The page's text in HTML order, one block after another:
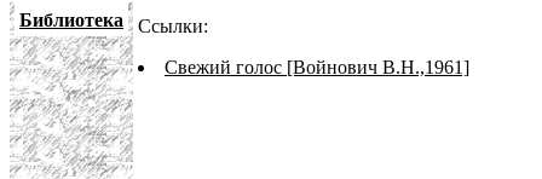
Библиотека
Ссылки:
Свежий голос [Войнович В.Н.,1961]